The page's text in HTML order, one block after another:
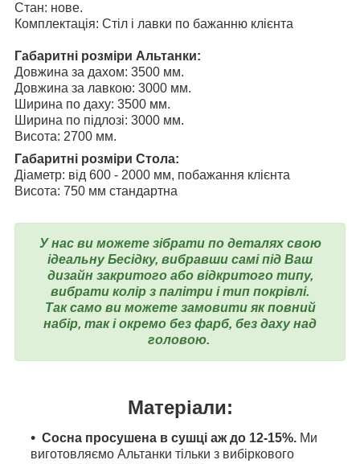
Стан: нове.
Комплектація: Стіл і лавки по бажанню клієнта
Габаритні розміри Альтанки:
Довжина за дахом: 3500 мм.
Довжина за лавкою: 3000 мм.
Ширина по даху: 3500 мм.
Ширина по підлозі: 3000 мм.
Висота: 2700 мм.
Габаритні розміри Стола:
Діаметр: від 600 - 2000 мм, побажання клієнта
Висота: 750 мм стандартна
У нас ви можете зібрати по деталях свою
ідеальну Бесідку, вибравши самі під Ваш
дизайн закритого або відкритого типу,
вибрати колір з палітри і тип покрівлі.
Так само ви можете замовити як повний
набір, так і окремо без фарб, без даху над
головою.
Матеріали:
Сосна просушена в сушці аж до 12-15%. Ми
виготовляємо Альтанки тільки з вибіркового